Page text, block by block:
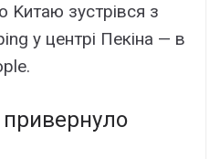
Kитaю зycтpівcя з
y цeнтpі Пeкінa — в
пpивepнyло